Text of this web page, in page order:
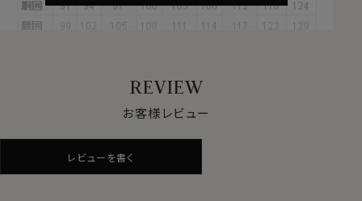
ァブリックです。
●ナチュラルな着用感を大切にした快適ドライ素材
素材ならではの風合いをプラス。
ドライ感を保ちながらも、ナチュラルな素材感が特長で
す。
REVIEW
お客様レビュー
レビューを書く